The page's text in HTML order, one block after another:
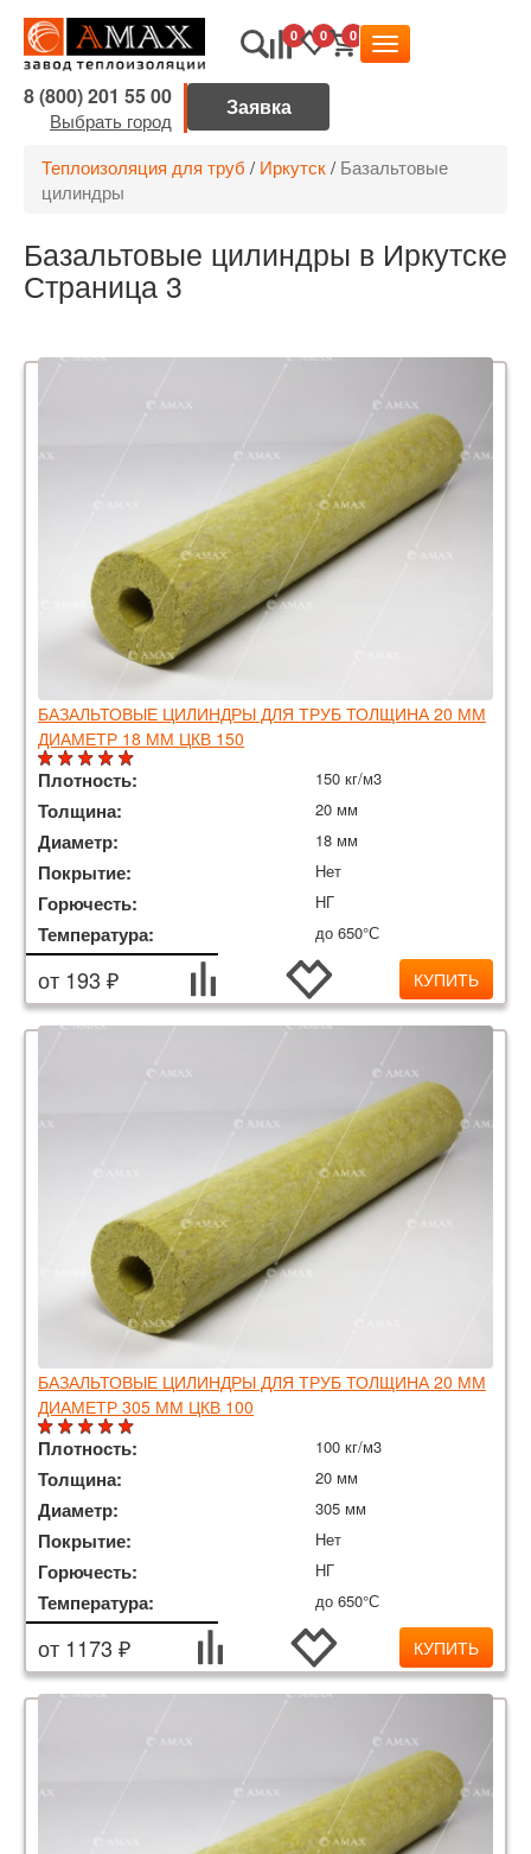
0 0 0
8 (800) 201 55 00
Выбрать город
Теплоизоляция для труб / Иркутск/ Базальтовые
цилиндры
Базальтовые цилиндры в Иркутске
Страница 3
БАЗАЛЬТОВЫЕ ЦИЛИНДРЫ ДЛЯ ТРУБ ТОЛЩИНА 20 ММ
ДИАМЕТР 18 ММ ЦКВ 150
Плотность: 150 кг/м3
Толщина: 20 мм
Диаметр: 18 мм
Покрытие: Нет
Горючесть: НГ
Температура: до 650°С
от 193 ₽ КУПИТЬ
БАЗАЛЬТОВЫЕ ЦИЛИНДРЫ ДЛЯ ТРУБ ТОЛЩИНА 20 ММ
ДИАМЕТР 305 ММ ЦКВ 100
Плотность: 100 кг/м3
Толщина: 20 мм
Диаметр: 305 мм
Покрытие: Нет
Горючесть: НГ
Температура: до 650°С
от 1173 ₽ КУПИТЬ